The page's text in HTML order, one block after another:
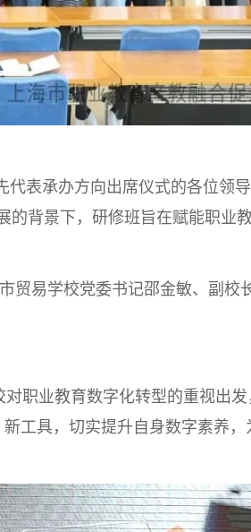
表承办方向出席仪式的各位领
背景下，研修班旨在赋能职业
易学校党委书记邵金敏、副校
职业教育数字化转型的重视出
工具，切实提升自身数字素养